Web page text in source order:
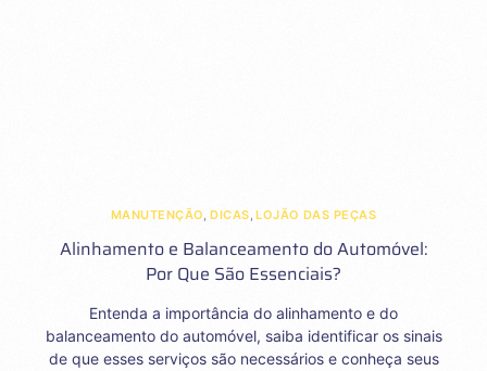
MANUTENÇÃO,DICAS,LOJÃO DAS PEÇAS
Alinhamento e Balanceamento do Automóvel:
Por Que São Essenciais?
Entenda a importância do alinhamento e do
balanceamento do automóvel, saiba identificar os sinais
de que esses serviços são necessários e conheça seus